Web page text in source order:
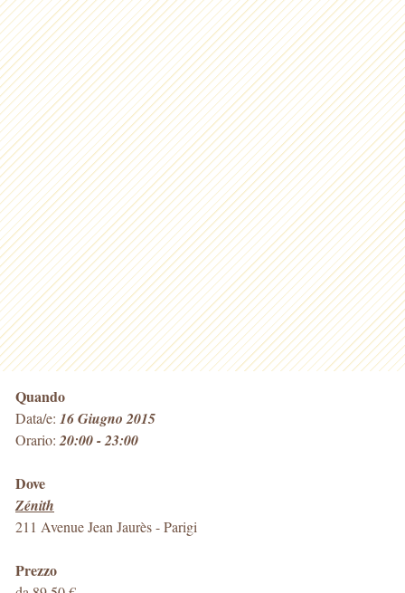
Quando
Data/e: 16 Giugno 2015
Orario: 20:00 - 23:00
Dove
Zénith
211 Avenue Jean Jaurès-Parigi
Prezzo